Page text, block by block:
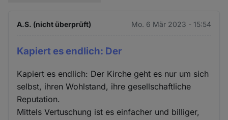
A.S. (nicht überprüft) Mo. 6 Mär 2023 - 15:54
Kapiert es endlich: Der
Kapiert es endlich: Der Kirche geht es nur um sich
selbst, ihren Wohlstand, ihre gesellschaftliche
Reputation.
Mittels Vertuschung ist es einfacher und billiger,